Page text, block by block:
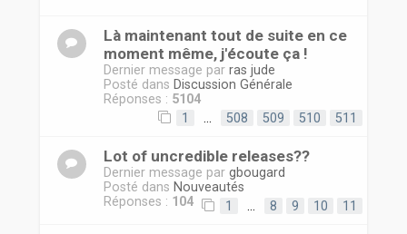
Là maintenant tout de suite en ce
moment même, j'écoute ça !
Dernier message par ras jude
Posté dans Discussion Générale
Réponses : 5104
1
508 509 510 511
Lot of uncredible releases??
Dernier message par gbougard
Posté dans Nouveautés
Réponses : 104 1 8 9 10 11